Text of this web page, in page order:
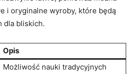
i oryginalne wyroby, które będą
dla bliskich.
Opis
Możliwość nauki tradycyjnych